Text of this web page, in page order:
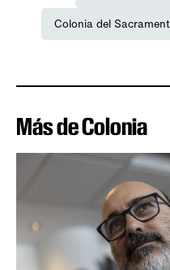
Colonia del
Más de Colonia